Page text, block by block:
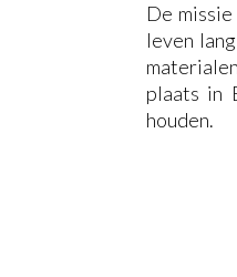
De
leven
plaats in
houden.